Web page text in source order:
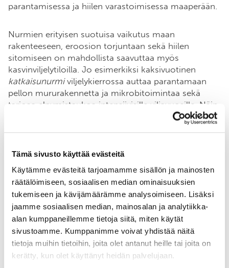
Tämä sivusto käyttää evästeitä
Käytämme evästeitä tarjoamamme sisällön ja mainosten
räätälöimiseen, sosiaalisen median ominaisuuksien
tukemiseen ja kävijämäärämme analysoimiseen. Lisäksi
jaamme sosiaalisen median, mainosalan ja analytiikka-
alan kumppaneillemme tietoja siitä, miten käytät
sivustoamme. Kumppanimme voivat yhdistää näitä
tietoja muihin tietoihin, joita olet antanut heille tai joita on
kerätty, kun olet käyttänyt heidän palvelujaan.
parantamisessa ja hiilen varastoimisessa maaperään.
Nurmien erityisen suotuisa vaikutus maan
rakenteeseen, eroosion torjuntaan sekä hiilen
sitomiseen on mahdollista saavuttaa myös
kasvinviljelytiloilla. Jo esimerkiksi kaksivuotinen
katkaisunurmiviljelykierrossa auttaa parantamaan
pellon mururakennetta ja mikrobitoimintaa sekä
tarjoaa elpymistaukoa intensiivisille viljavuosille. Näin
voimaa saanut pelto on paremmassa kasvukunnossa
seuraavalle satokasville. Samaa hyötyä tuottavat
On oikeastaan hassu ajatus, ettei nurmea voisi
viljellä, vaikka ei olisi karjaa jolle rehu menee.
Meilläkin on karjaa, mutta se vain on maan alla!
– Maanviljelijä Sirkku Puumala, Verkatakkilan tila,
Vihti